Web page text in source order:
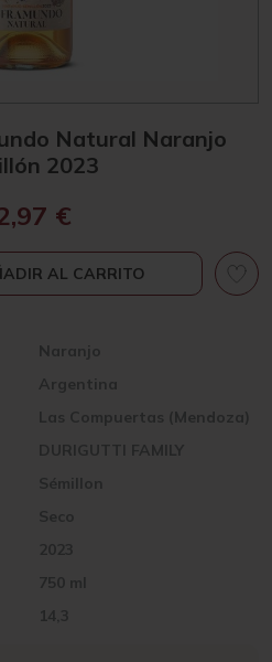
Natural Naranjo
2023
Argentina
2023
Las Compuertas (Mendoza)
750 ml
DURIGUTTI FAMILY
14,3
Sémillon
Naranjo
Seco
€
AL CARRITO